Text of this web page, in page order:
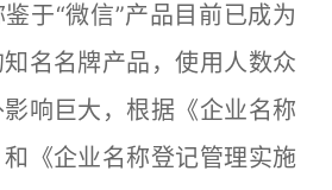
于“微信”产品目前已成为
名名牌产品，使用人数众
响巨大，根据《企业名称
《企业名称登记管理实施